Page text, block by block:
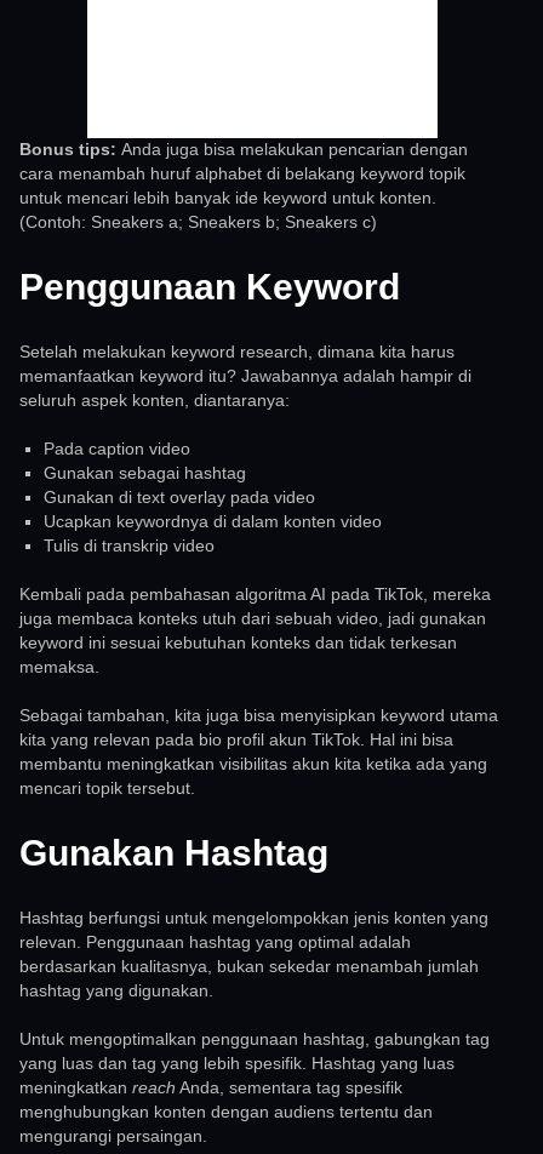
Bonus tips: Anda juga bisa melakukan pencarian dengan
cara menambah huruf alphabet di belakang keyword topik
untuk mencari lebih banyak ide keyword untuk konten.
(Contoh: Sneakers a; Sneakers b; Sneakers c)
Penggunaan Keyword
Setelah melakukan keyword research, dimana kita harus
memanfaatkan keyword itu? Jawabannya adalah hampir di
seluruh aspek konten, diantaranya:
Pada caption video
Gunakan sebagai hashtag
Gunakan di text overlay pada video
Ucapkan keywordnya di dalam konten video
Tulis di transkrip video
Kembali pada pembahasan algoritma AI pada TikTok, mereka
juga membaca konteks utuh dari sebuah video, jadi gunakan
keyword ini sesuai kebutuhan konteks dan tidak terkesan
memaksa.
Sebagai tambahan, kita juga bisa menyisipkan keyword utama
kita yang relevan pada bio profil akun TikTok. Hal ini bisa
membantu meningkatkan visibilitas akun kita ketika ada yang
mencari topik tersebut.
Gunakan Hashtag
Hashtag berfungsi untuk mengelompokkan jenis konten yang
relevan. Penggunaan hashtag yang optimal adalah
berdasarkan kualitasnya, bukan sekedar menambah jumlah
hashtag yang digunakan.
Untuk mengoptimalkan penggunaan hashtag, gabungkan tag
yang luas dan tag yang lebih spesifik. Hashtag yang luas
meningkatkan reach Anda, sementara tag spesifik
menghubungkan konten dengan audiens tertentu dan
mengurangi persaingan.